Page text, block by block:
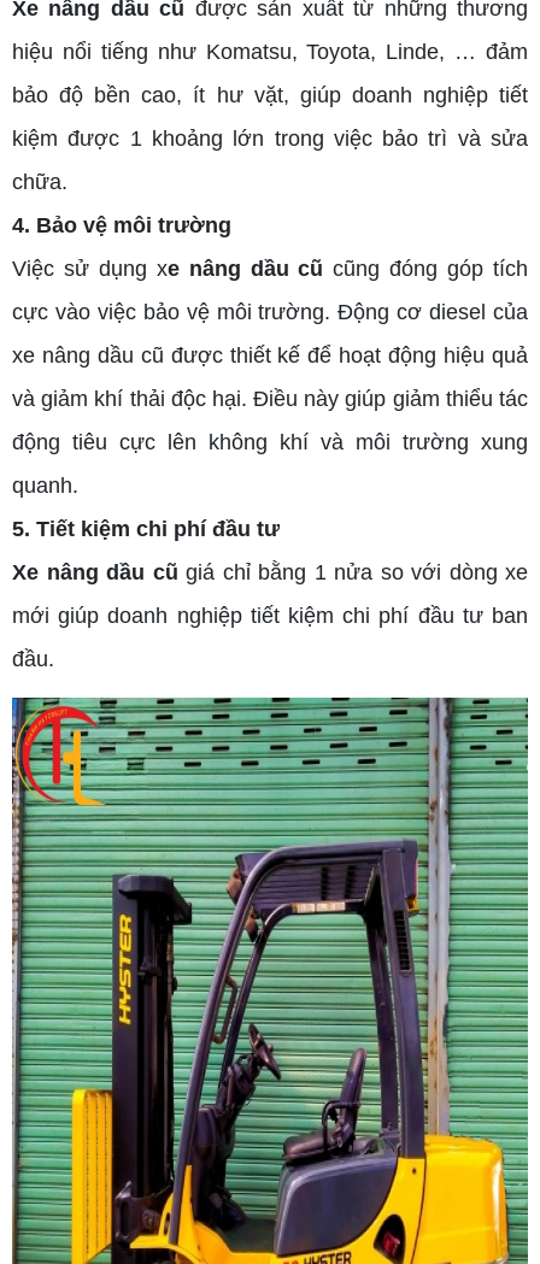
Xe nâng dầu cũ được sản xuất từ những thương
hiệu nổi tiếng như Komatsu, Toyota, Linde, … đảm
bảo độ bền cao, ít hư vặt, giúp doanh nghiệp tiết
kiệm được 1 khoảng lớn trong việc bảo trì và sửa
chữa.
4. Bảo vệ môi trường
Việc sử dụng xe nâng dầu cũ cũng đóng góp tích
cực vào việc bảo vệ môi trường. Động cơ diesel của
xe nâng dầu cũ được thiết kế để hoạt động hiệu quả
và giảm khí thải độc hại. Điều này giúp giảm thiểu tác
động tiêu cực lên không khí và môi trường xung
quanh.
5. Tiết kiệm chi phí đầu tư
Xe nâng dầu cũ giá chỉ bằng 1 nửa so với dòng xe
mới giúp doanh nghiệp tiết kiệm chi phí đầu tư ban
đầu.